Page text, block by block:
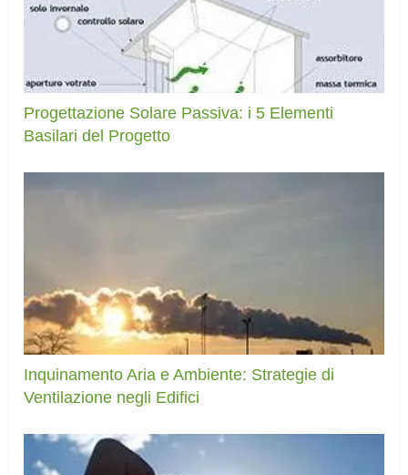
Progettazione Solare Passiva: i 5 Elementi
Basilari del Progetto
Inquinamento Aria e Ambiente: Strategie di
Ventilazione negli Edifici